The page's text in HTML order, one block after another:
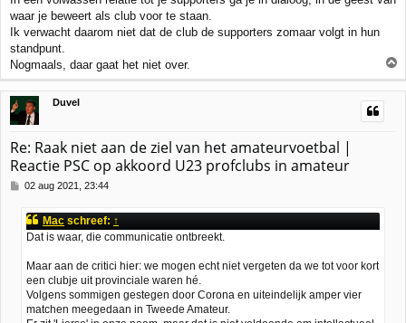
c
h
waar je beweert als club voor te staan.
Ik verwacht daarom niet dat de club de supporters zomaar volgt in hun
standpunt.
Nogmaals, daar gaat het niet over.
h
Duvel
Re: Raak niet aan de ziel van het amateurvoetbal |
Reactie PSC op akkoord U23 profclubs in amateur
B02 aug 2021, 23:44
Mac schreef: ↑
Dat is waar, die communicatie ontbreekt.
Maar aan de critici hier: we mogen echt niet vergeten da we tot voor kort
een clubje uit provinciale waren hé.
Volgens sommigen gestegen door Corona en uiteindelijk amper vier
matchen meegedaan in Tweede Amateur.